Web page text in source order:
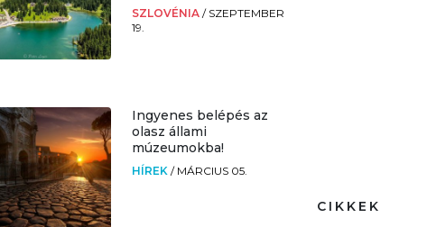
SZLOVÉNIA / SZEPTEMBER
19.
Ingyenes belépés az
olasz állami
múzeumokba!
HÍREK / MÁRCIUS 05.
CIKKEK